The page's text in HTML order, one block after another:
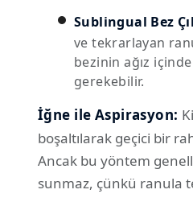
Sublingual Bez
ve tekrarlayan
bezinin ağız
gerekebilir.
İğne ile Aspirasyon:
boşaltılarak geçici bir
Ancak bu yöntem
sunmaz, çünkü ranula